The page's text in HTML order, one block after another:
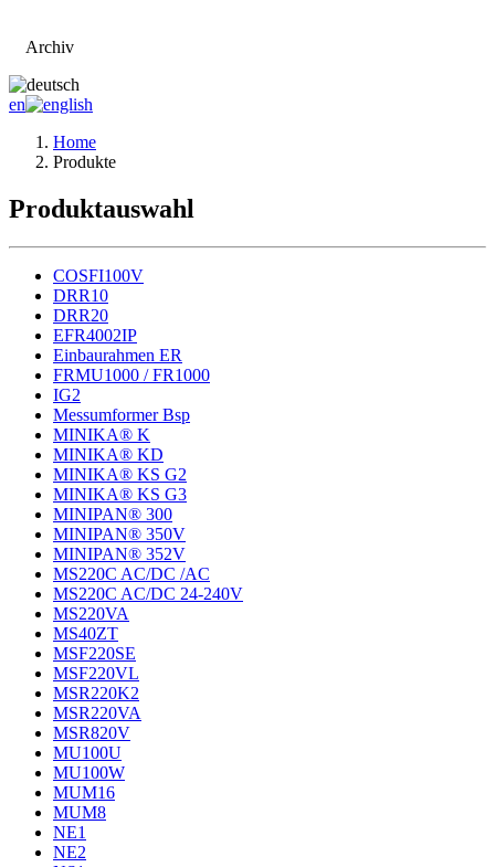
Archiv
en
Home
Produkte
Produktauswahl
COSFI100V
DRR10
DRR20
EFR4002IP
Einbaurahmen ER
FRMU1000 / FR1000
IG2
Messumformer Bsp
MINIKA® K
MINIKA® KD
MINIKA® KS G2
MINIKA® KS G3
MINIPAN® 300
MINIPAN® 350V
MINIPAN® 352V
MS220C AC/DC /AC
MS220C AC/DC 24-240V
MS220VA
MS40ZT
MSF220SE
MSF220VL
MSR220K2
MSR220VA
MSR820V
MU100U
MU100W
MUM16
MUM8
NE1
NE2